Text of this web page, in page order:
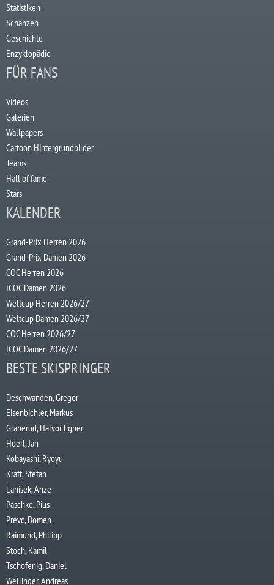
Statistiken
Schanzen
Geschichte
Enzyklopädie
FÜR FANS
Videos
Galerien
Wallpapers
Cartoon Hintergrundbilder
Teams
Hall of fame
Stars
KALENDER
Grand-Prix Herren 2026
Grand-Prix Damen 2026
COC Herren 2026
ICOC Damen 2026
Weltcup Herren 2026/27
Weltcup Damen 2026/27
COC Herren 2026/27
ICOC Damen 2026/27
BESTE SKISPRINGER
Deschwanden, Gregor
Eisenbichler, Markus
Granerud, Halvor Egner
Hoerl, Jan
Kobayashi, Ryoyu
Kraft, Stefan
Lanisek, Anze
Paschke, Pius
Prevc, Domen
Raimund, Philipp
Stoch, Kamil
Tschofenig, Daniel
Wellinger, Andreas